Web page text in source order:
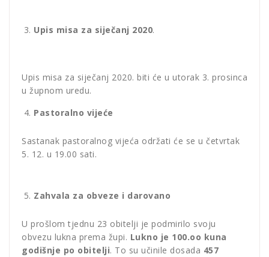
Upis misa za siječanj 2020.
Upis misa za siječanj 2020. biti će u utorak 3. prosinca
u župnom uredu.
Pastoralno vijeće
Sastanak pastoralnog vijeća održati će se u četvrtak
5. 12. u 19.00 sati.
Zahvala za obveze i darovano
U prošlom tjednu 23 obitelji je podmirilo svoju
obvezu lukna prema župi. Lukno je 100.oo kuna
godišnje po obitelji. To su učinile dosada 457